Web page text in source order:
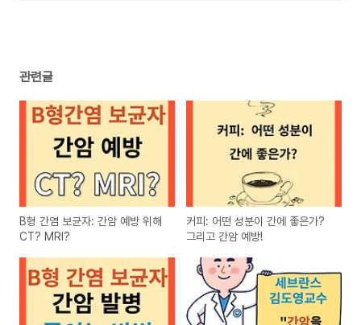
관련글
B형 간염 보균자: 간암 예방 위해
CT? MRI?
커피: 어떤 성분이 간에 좋은가?
그리고 간암 예방!